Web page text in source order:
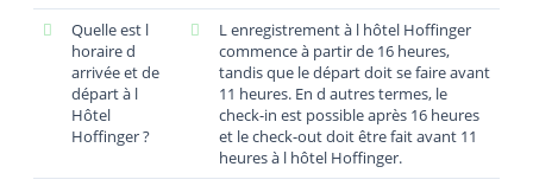
Quelle est l
horaire d
arrivée et de
départ à l
Hôtel
Hoffinger ?
L enregistrement à l hôtel Hoffinger
commence à partir de 16 heures,
tandis que le départ doit se faire avant
11 heures. En d autres termes, le
check-in est possible après 16 heures
et le check-out doit être fait avant 11
heures à l hôtel Hoffinger.